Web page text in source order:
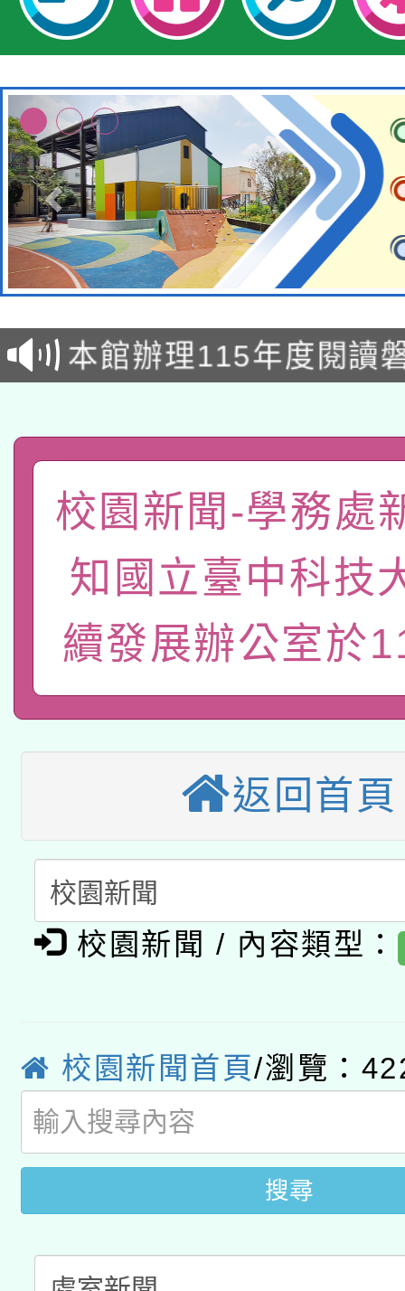
本校115學年度第2次
招甄選結果公告(無人
招)
適應運動共學行動站研
本館辦理115年度閱讀
暨閱讀推動專業研習
科技賦能─人工智慧
礎課程
A3數位素養講師名單
pilot」
有關大陸委員會函釋公
薪期間赴陸應申請許可
轉知經濟部水利署委託
業技術研究院辦理「
用水績優單位及節水達
動」
桃園市孔廟祈福系列
開 智慧啟航」
2026年桃園地景藝術
本校115學年度第2次
招甄選結果公告(無人
適應運動共學行動站研
本館辦理115年度閱讀
暨閱讀推動專業研習
科技賦能─人工智慧
礎課程
A3數位素養講師名單
「數位內容與教學軟體
有關大陸委員會函釋公
業技術研究院辦理「
用水績優單位及節水達
動」
115年8月22日(星期六
桃園市孔廟祈福系列
開 智慧啟航」
2026年桃園地景藝術
校園新聞-學務處
知國立臺中科技
續發展辦公室於
返回首頁
校園新聞 / 內容類型：
校園新聞首頁/瀏覽：
搜尋